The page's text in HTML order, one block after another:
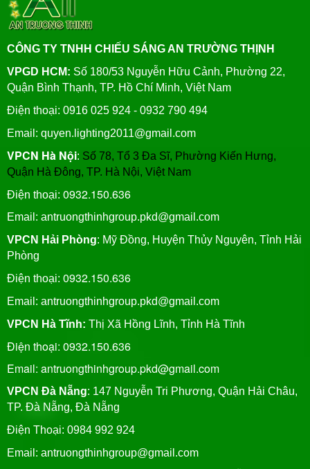
CÔNG TY TNHH CHIẾU SÁNG AN TRƯỜNG THỊNH
VPGD HCM: Số 180/53 Nguyễn Hữu Cảnh, Phường 22,
Quận Bình Thạnh, TP. Hồ Chí Minh, Việt Nam
Điện thoại: 0916 025 924 - 0932 790 494
Email: quyen.lighting2011@gmail.com
VPCN Hà Nội: Số 78, Tổ 3 Đa Sĩ, Phường Kiến Hưng,
Quận Hà Đông, TP. Hà Nội, Việt Nam
Điện thoại: 0932.150.636
Email: antruongthinhgroup.pkd@gmail.com
VPCN Hải Phòng: Mỹ Đồng, Huyện Thủy Nguyên, Tỉnh Hải
Phòng
Điện thoại: 0932.150.636
Email: antruongthinhgroup.pkd@gmail.com
VPCN Hà Tĩnh: Thị Xã Hồng Lĩnh, Tỉnh Hà Tĩnh
Điện thoại: 0932.150.636
Email: antruongthinhgroup.pkd@gmail.com
VPCN Đà Nẵng: 147 Nguyễn Tri Phương, Quận Hải Châu,
TP. Đà Nẵng, Đà Nẵng
Điện Thoại: 0984 992 924
Email: antruongthinhgroup@gmail.com